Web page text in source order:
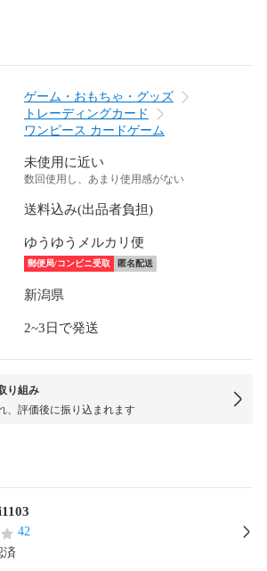
ゲーム・おもちゃ・グッズ
トレーディングカード
ワンピース カードゲーム
未使用に近い
数回使用し、あまり使用感がない
送料込み(出品者負担)
ゆうゆうメルカリ便
郵便局/コンビニ受取 匿名配送
新潟県
2~3日で発送
り組み
、評価後に振り込まれます
42
済